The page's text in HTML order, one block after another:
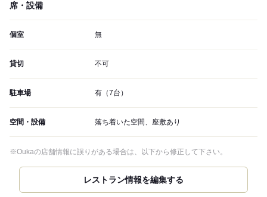
席・設備
個室 無
貸切 不可
駐車場 有（7台）
空間・設備 落ち着いた空間、座敷あり
※Oukaの店舗情報に誤りがある場合は、以下から修正して下さい。